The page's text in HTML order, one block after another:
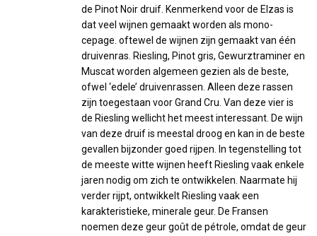
de Pinot Noir druif. Kenmerkend voor de Elzas is
dat veel wijnen gemaakt worden als mono-
cepage. oftewel de wijnen zijn gemaakt van één
druivenras. Riesling, Pinot gris, Gewurztraminer en
Muscat worden algemeen gezien als de beste,
ofwel ‘edele’ druivenrassen. Alleen deze rassen
zijn toegestaan voor Grand Cru. Van deze vier is
de Riesling wellicht het meest interessant. De wijn
van deze druif is meestal droog en kan in de beste
gevallen bijzonder goed rijpen. In tegenstelling tot
de meeste witte wijnen heeft Riesling vaak enkele
jaren nodig om zich te ontwikkelen. Naarmate hij
verder rijpt, ontwikkelt Riesling vaak een
karakteristieke, minerale geur. De Fransen
noemen deze geur goût de pétrole, omdat de geur